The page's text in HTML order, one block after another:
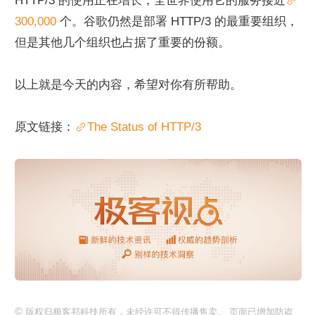
300,000 个。谷歌仍然是部署 HTTP/3 的最重要组织，
但是其他几个组织也占据了重要的份额。
以上就是今天的内容，希望对你有所帮助。
原文链接： The Status of HTTP/3
© 版权归极客邦科技所有，未经许可不得传播售卖。 页面已增加防盗